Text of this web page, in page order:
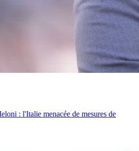
: l'Italie menacée de mesures de